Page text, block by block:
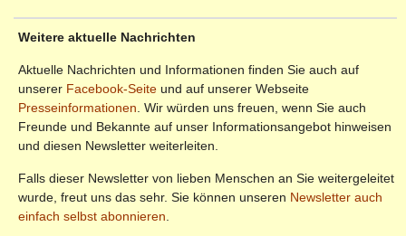
Weitere aktuelle Nachrichten
Aktuelle Nachrichten und Informationen finden Sie auch auf
unserer Facebook-Seite und auf unserer Webseite
Presseinformationen . Wir würden uns freuen, wenn Sie auch
Freunde und Bekannte auf unser Informationsangebot hinweisen
und diesen Newsletter weiterleiten.
Falls dieser Newsletter von lieben Menschen an Sie weitergeleitet
wurde, freut uns das sehr. Sie können unseren Newsletter auch
einfach selbst abonnieren